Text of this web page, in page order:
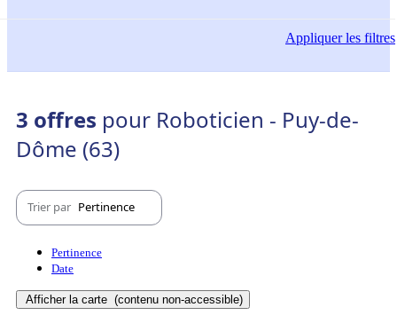
Appliquerles filtres
3 offres pour Roboticien - Puy-de-
Dôme (63)
Trier par Pertinence
Pertinence
Date
Afficher la carte (contenu non-accessible)